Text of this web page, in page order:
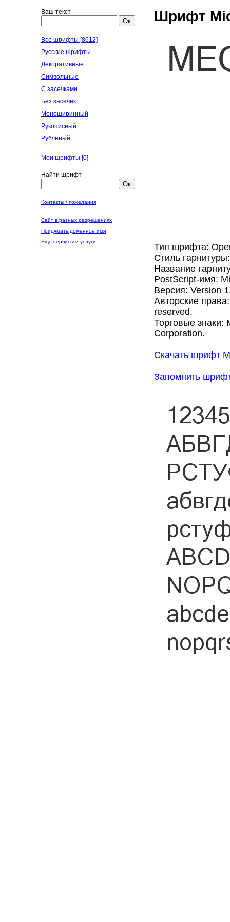
Ваш текст
Ок
Все шрифты [8612]
Русские шрифты
Декоративные
Символьные
С засечками
Без засечек
Моноширинный
Рукописный
Рубленый
Мои шрифты [0]
Найти шрифт
Ок
Контакты / пожелания
Сайт в разных разрешениях
Придумать доменное имя
Ещё сервисы и услуги
Шрифт
Тип шрифта:
Стиль
Название
PostScript-имя:
Версия: Version
Авторские
reserved.
Торговые знаки:
Corporation.
Скачать шрифт
Запомнить